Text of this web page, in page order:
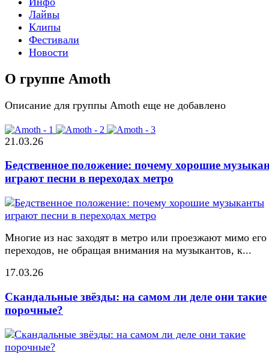
Лайвы
Клипы
Фестивали
Новости
О группе Amoth
Описание для группы Amoth еще не добавлено
21.03.26
Бедственное положение: почему хорошие
играют песни в переходах метро
Многие из нас заходят в метро или проезжают мимо его
переходов, не обращая внимания на музыкантов, к...
17.03.26
Скандальные звёзды: на самом ли деле они такие
порочные?